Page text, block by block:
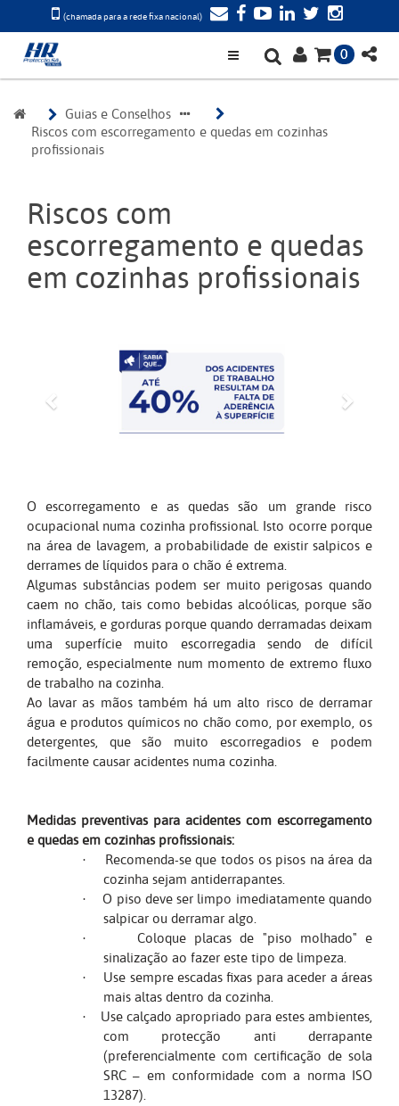
(chamada para a rede fixa nacional)
0
Guias e Conselhos
Riscos com escorregamento e quedas em cozinhas
profissionais
Riscos com
escorregamento e quedas
em cozinhas profissionais
O escorregamento e as quedas são um grande risco
ocupacional numa cozinha profissional. Isto ocorre porque
na área de lavagem, a probabilidade de existir salpicos e
derrames de líquidos para o chão é extrema.
Algumas substâncias podem ser muito perigosas quando
caem no chão, tais como bebidas alcoólicas, porque são
inflamáveis, e gorduras porque quando derramadas deixam
uma superfície muito escorregadia sendo de difícil
remoção, especialmente num momento de extremo fluxo
de trabalho na cozinha.
Ao lavar as mãos também há um alto risco de derramar
água e produtos químicos no chão como, por exemplo, os
detergentes, que são muito escorregadios e podem
facilmente causar acidentes numa cozinha.
Medidas preventivas para acidentes com escorregamento
e quedas em cozinhas profissionais:
·
Recomenda-se que todos os pisos na área da
cozinha sejam antiderrapantes.
·
O piso deve ser limpo imediatamente quando
salpicar ou derramar algo.
·
Coloque placas de "piso molhado" e
sinalização ao fazer este tipo de limpeza.
·
Use sempre escadas fixas para aceder a áreas
mais altas dentro da cozinha.
·
Use calçado apropriado para estes ambientes,
com protecção anti derrapante
(preferencialmente com certificação de sola
SRC – em conformidade com a norma ISO
13287).